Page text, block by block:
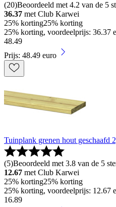
(20)Beoordeeld met 4.2 van de 5
36.37 met Club Karwei
25% korting25% korting
25% korting, voordeelprijs: 36.37
48.49
Prijs: 48.49 euro
Tuinplank grenen hout geschaafd
(5)Beoordeeld met 3.8 van de 5
12.67 met Club Karwei
25% korting25% korting
25% korting, voordeelprijs: 12.67
16.89